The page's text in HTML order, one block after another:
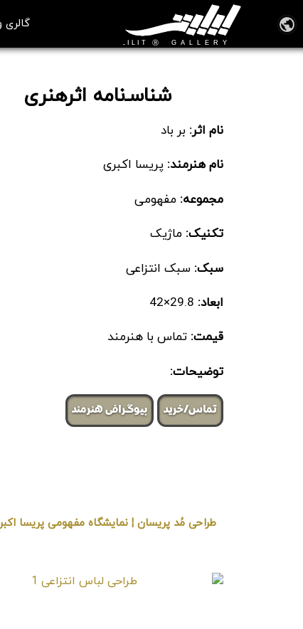
گالری
شناسـ‌نامه اثرهنری
نام اثر: بر باد
نام هنرمند: پریسا اکبری
مجموعه: مفهومی
تکنیک: ماژیک
سبک: سبک انتزاعی
ابعاد:
قیمت:تماس با هنرمند
توضیحات:
تماس/خرید بیوگرافی هنرمند
طراحی مُد پریسان ¦ نمایشگاه مفهومی پریسا